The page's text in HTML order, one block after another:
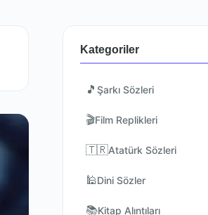
Kategoriler
🎵 Şarkı Sözleri
🎬Film Replikleri
🇹🇷Atatürk Sözleri
🕌Dini Sözler
📚Kitap Alıntıları